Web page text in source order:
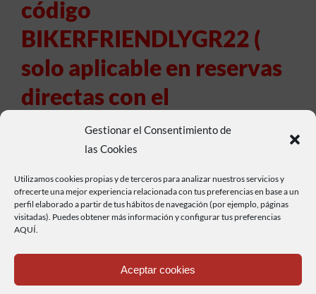
Gestionar el Consentimiento de
las Cookies
Utilizamos cookies propias y de terceros para analizar nuestros servicios y
ofrecerte una mejor experiencia relacionada con tus preferencias en base a un
perfil elaborado a partir de tus hábitos de navegación (por ejemplo, páginas
visitadas). Puedes obtener más información y configurar tus preferencias
AQUÍ.
Aceptar cookies
código
BIKERFRIENDLYGR22 (
solo aplicable en reservas
directas con el
establecimiento.
Imprescindible presentar
el pasaporte Biker
Friendly en el
establecimiento).